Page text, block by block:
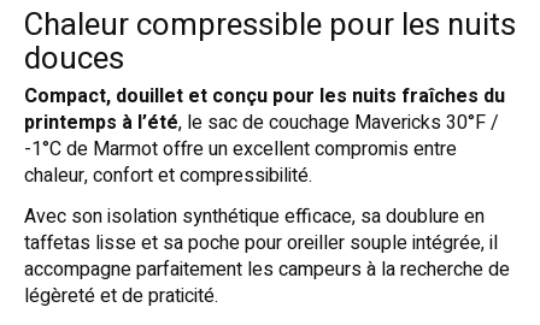
Chaleur compressible pour les nuits
douces
Compact, douillet et conçu pour les nuits fraîches du
printemps à l’été, le sac de couchage Mavericks 30°F /
-1°C de Marmot offre un excellent compromis entre
chaleur, confort et compressibilité.
Avec son isolation synthétique efficace, sa doublure en
taffetas lisse et sa poche pour oreiller souple intégrée, il
accompagne parfaitement les campeurs à la recherche de
légèreté et de praticité.